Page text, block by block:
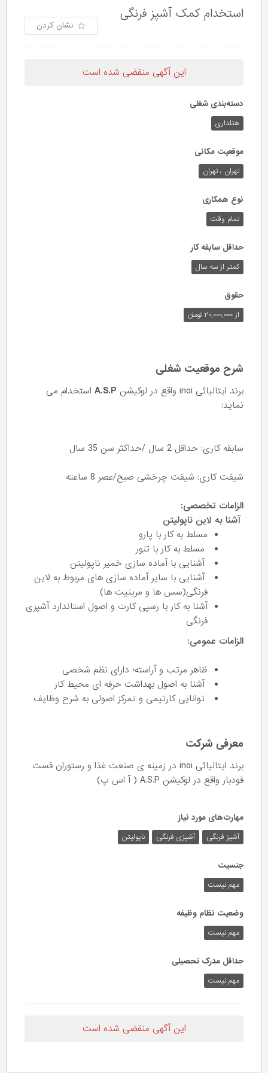
استخدام کمک آشپز فرنگی
نشان کردن
این آگهی منقضی شده است
دسته‌بندی شغلی
هتلداری
موقعیت مکانی
تهران ، تهران
نوع همکاری
تمام وقت
حداقل سابقه کار
کمتر از سه سال
حقوق
از ۲۰,۰۰۰,۰۰۰ تومان
شرح موقعیت شغلی
برند ایتالیائی inoi واقع در لوکیشن A.S.P استخدام می
نماید:
سابقه کاری: حداقل 2 سال /حداکثر سن 35 سال
شیفت کاری: شیفت چرخشی صبح/عصر 8 ساعته
الزامات تخصصی:
آشنا به لاین ناپولیتن
مسلط به کار با پارو
مسلط به کار با تنور
آشنایی با آماده سازی خمیر ناپولیتن
آشنایی با سایر آماده سازی های مربوط به لاین
فرنگی(سس ها و مرینیت ها)
آشنا به کار با رسپی کارت و اصول استاندارد آشپزی
فرنگی
الزامات عمومی:
ظاهر مرتب و آراسته؛ دارای نظم شخصی
آشنا به اصول بهداشت حرفه ای محیط کار
توانایی کارتیمی و تمرکز اصولی به شرح وظایف
معرفی شرکت
برند ایتالیائی inoi در زمینه ی صنعت غذا و رستوران فست
فودبار واقع در لوکیشن A.S.P ( آ اس پ)
مهارت‌های مورد نیاز
آشپز فرنگی آشپزی فرنگی ناپولیتن
جنسیت
مهم نیست
وضعیت نظام وظیفه
مهم‌ نیست
حداقل مدرک تحصیلی
مهم نیست
این آگهی منقضی شده است